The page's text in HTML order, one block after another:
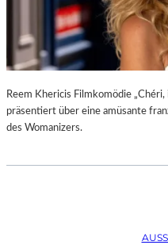
Reem Khericis Filmkomödie
präsentiert über eine amüsante
des Womanizers.